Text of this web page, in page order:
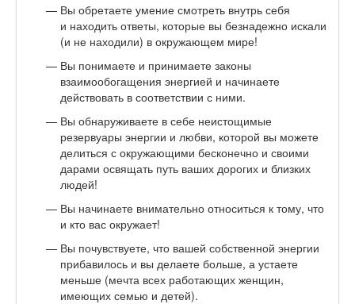
Вы обретаете умение смотреть внутрь себя
и находить ответы, которые вы безнадежно искали
(и не находили) в окружающем мире!
Вы понимаете и принимаете законы
взаимообогащения энергией и начинаете
действовать в соответствии с ними.
Вы обнаруживаете в себе неистощимые
резервуары энергии и любви, которой вы можете
делиться с окружающими бесконечно и своими
дарами освящать путь ваших дорогих и близких
людей!
Вы начинаете внимательно относиться к тому, что
и кто вас окружает!
Вы почувствуете, что вашей собственной энергии
прибавилось и вы делаете больше, а устаете
меньше (мечта всех работающих женщин,
имеющих семью и детей).